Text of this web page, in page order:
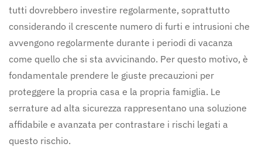
tutti dovrebbero investire regolarmente, soprattutto
considerando il crescente numero di furti e intrusioni che
avvengono regolarmente durante i periodi di vacanza
come quello che si sta avvicinando. Per questo motivo, è
fondamentale prendere le giuste precauzioni per
proteggere la propria casa e la propria famiglia. Le
serrature ad alta sicurezza rappresentano una soluzione
affidabile e avanzata per contrastare i rischi legati a
questo rischio.